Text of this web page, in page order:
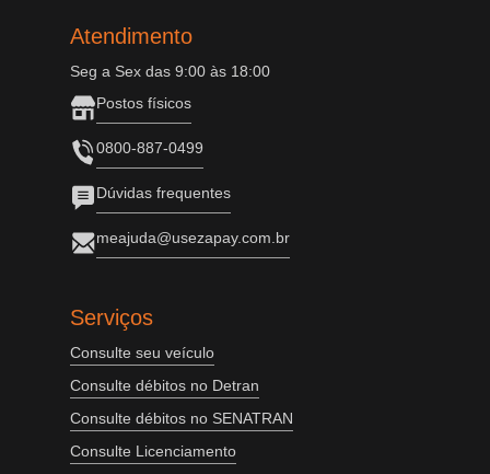
Atendimento
Seg a Sex das 9:00 às 18:00
Postos físicos
0800-887-0499
Dúvidas frequentes
meajuda@usezapay.com.br
Serviços
Consulte seu veículo
Consulte débitos no Detran
Consulte débitos no SENATRAN
Consulte Licenciamento